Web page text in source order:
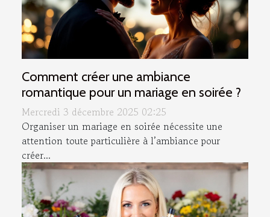
Comment créer une ambiance
romantique pour un mariage en soirée ?
Mercredi 3 décembre 2025 02:25
Organiser un mariage en soirée nécessite une
attention toute particulière à l’ambiance pour
créer...